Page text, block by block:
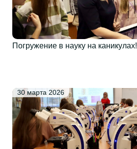
Погружение в науку на каникулах!
30 марта 2026